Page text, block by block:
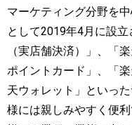
マーケティング分野を
として2019年4月に設
（実店舗決済）」、「
ポイントカード」、「
天ウォレット」といっ
様には親しみやすく便